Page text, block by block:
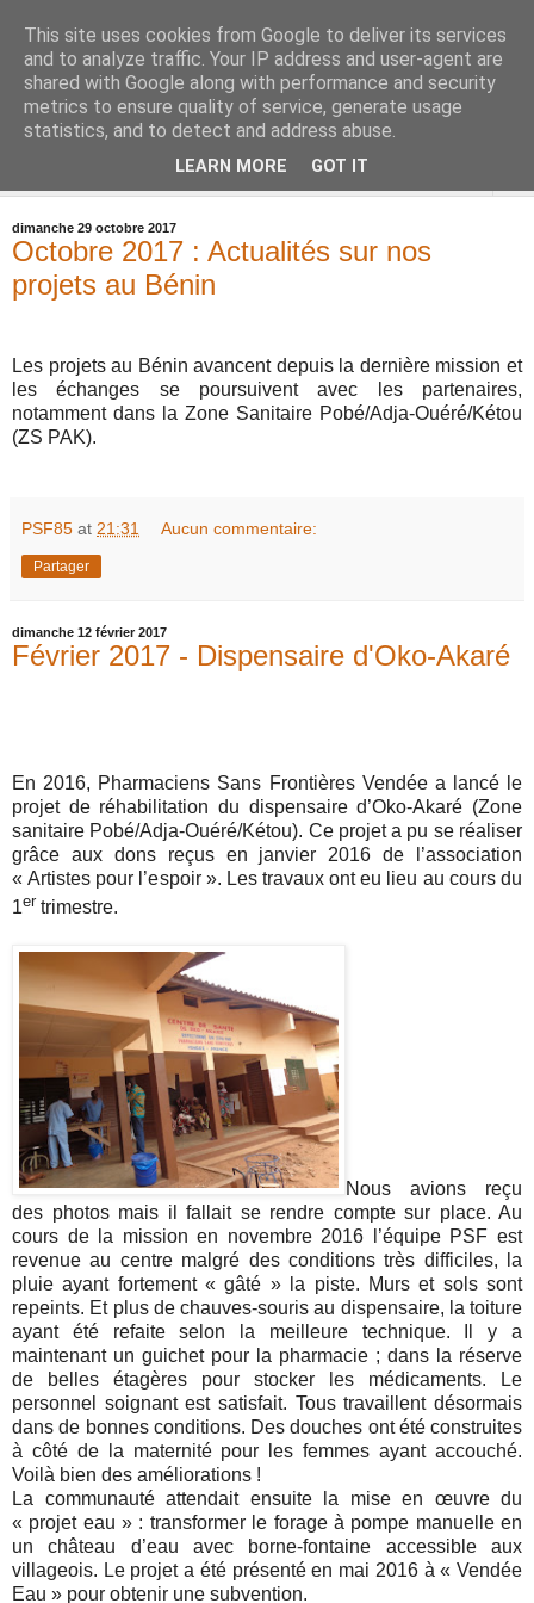
dimanche 29 octobre 2017
Octobre 2017 : Actualités sur nos
projets au Bénin
Les projets au Bénin avancent depuis la dernière mission et
les échanges se poursuivent avec les partenaires,
notamment dans la Zone Sanitaire Pobé/Adja-Ouéré/Kétou
(ZS PAK).
PSF85 at 21:31 Aucun commentaire:
Partager
dimanche 12 février 2017
Février 2017 - Dispensaire d'Oko-Akaré
En 2016, Pharmaciens Sans Frontières Vendée a lancé le
projet de réhabilitation du dispensaire d’Oko-Akaré (Zone
sanitaire Pobé/Adja-Ouéré/Kétou). Ce projet a pu se réaliser
grâce aux dons reçus en janvier 2016 de l’association
« Artistes pour l’espoir ». Les travaux ont eu lieu au cours du
1er trimestre.
Nous avions reçu
des photos mais il fallait se rendre compte sur place. Au
cours de la mission en novembre 2016 l’équipe PSF est
revenue au centre malgré des conditions très difficiles, la
pluie ayant fortement « gâté » la piste. Murs et sols sont
repeints. Et plus de chauves-souris au dispensaire, la toiture
ayant été refaite selon la meilleure technique. Il y a
maintenant un guichet pour la pharmacie ; dans la réserve
de belles étagères pour stocker les médicaments. Le
personnel soignant est satisfait. Tous travaillent désormais
dans de bonnes conditions. Des douches ont été construites
à côté de la maternité pour les femmes ayant accouché.
Voilà bien des améliorations !
La communauté attendait ensuite la mise en œuvre du
« projet eau » : transformer le forage à pompe manuelle en
un château d’eau avec borne-fontaine accessible aux
villageois. Le projet a été présenté en mai 2016 à « Vendée
Eau » pour obtenir une subvention.
This site uses cookies from Google to deliver its services
and to analyze traffic. Your IP address and user-agent are
shared with Google along with performance and security
metrics to ensure quality of service, generate usage
statistics, and to detect and address abuse.
LEARN MORE GOT IT